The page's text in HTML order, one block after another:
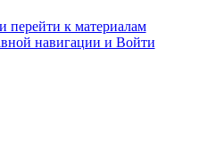
перейти к материалам
навигации и Войти